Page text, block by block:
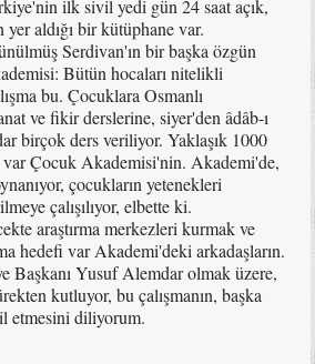
ilk sivil yedi gün 24 saat açık,
aldığı bir kütüphane var.
Serdivan'ın bir başka özgün
Bütün hocaları nitelikli
bu. Çocuklara Osmanlı
ve fikir derslerine, siyer'den âdâb-ı
birçok ders veriliyor. Yaklaşık 1000
var Çocuk Akademisi'nin. Akademi'de,
çocukların yetenekleri
çalışılıyor, elbette ki.
araştırma merkezleri kurmak ve
hedefi var Akademi'deki arkadaşların.
Başkanı Yusuf Alemdar olmak üzere,
kutluyor, bu çalışmanın, başka
etmesini diliyorum.